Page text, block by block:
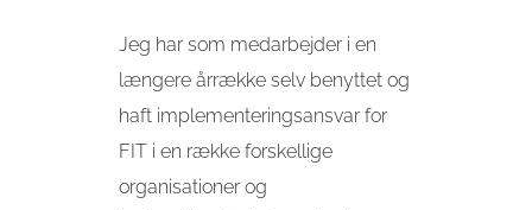
Jeg har som medarbejder i en
længere årrække selv benyttet og
haft implementeringsansvar for
FIT i en række forskellige
organisationer og